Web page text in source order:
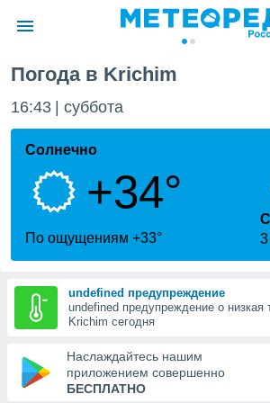
о
Вы можете
к этому
доступ
Погода в Krichim
16:43 суббота
Солнечно
+34°
По ощущениям +33°
3
undefined предупреждение
undefined предупреждение о низкая
Krichim сегодня
Наслаждайтесь нашим
приложением совершенно
БЕСПЛАТНО